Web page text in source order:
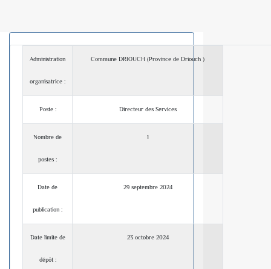
Administration
organisatrice :
Commune DRIOUCH (Province de Driouch )
Poste : Directeur des Services
Nombre de
postes :
1
Date de
publication :
29 septembre 2024
Date limite de
dépôt :
23 octobre 2024